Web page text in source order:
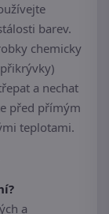
barev.
chemicky
a nechat
před přímým
teplotami.
a